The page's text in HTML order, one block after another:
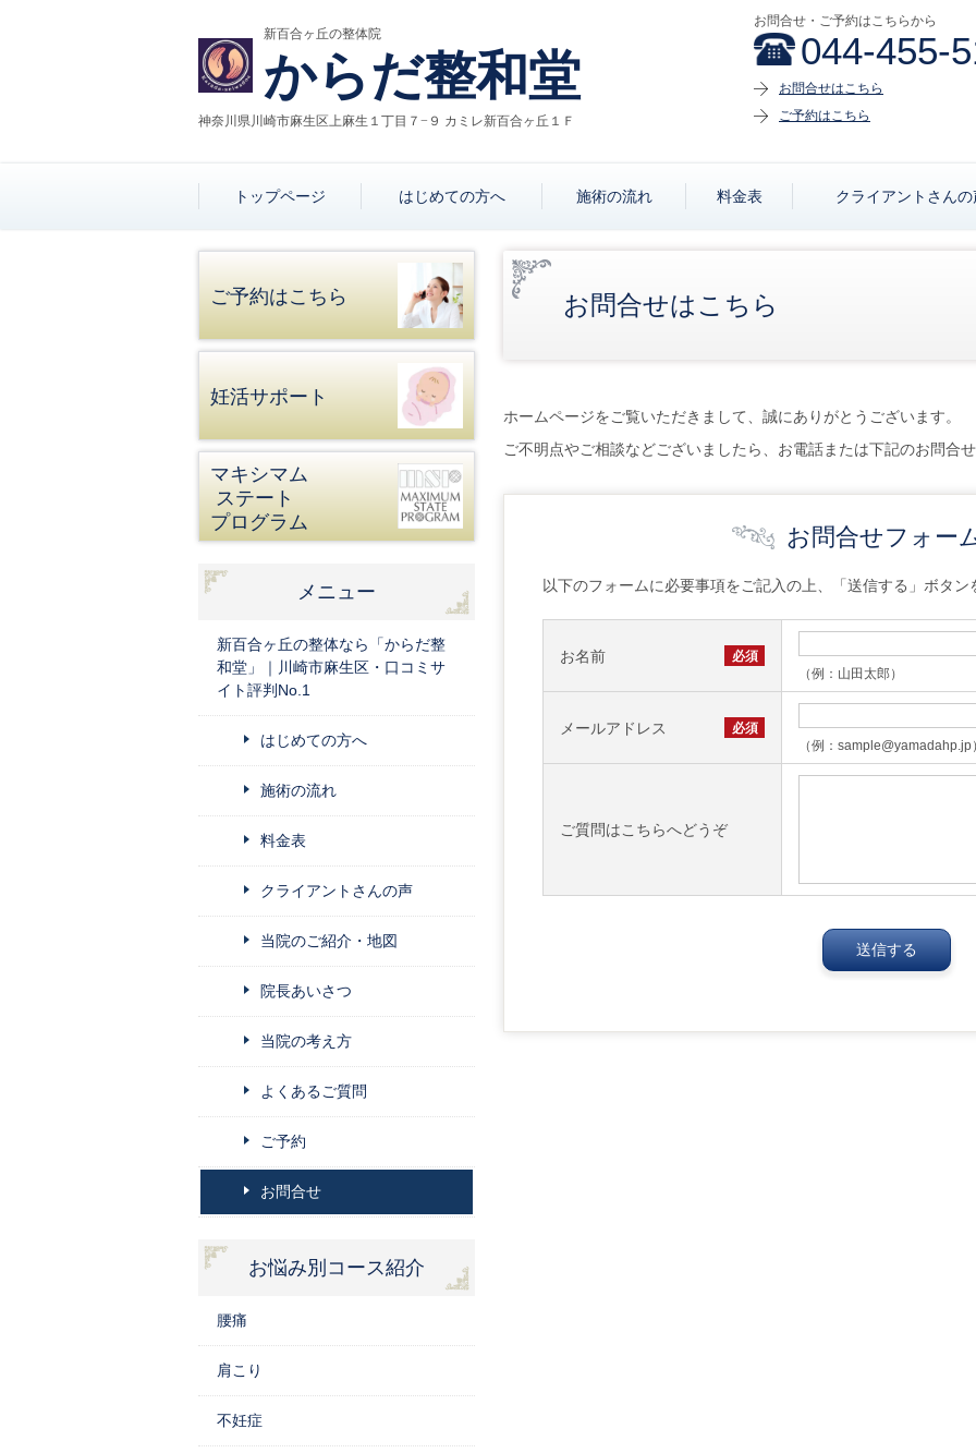
新百合ヶ丘の整体院
からだ整和堂
神奈川県川崎市麻生区上麻生１丁目７−９ カミレ新百合ヶ丘１Ｆ
お問合せ・ご予約はこちらから
044-455-
お問合せはこちら
ご予約はこちら
トップページ はじめての方へ 施術の流れ 料金表 クライアントさんの
お問合せはこちら
ホームページをご覧いただきまして、誠にありがとうございます。
ご不明点やご相談などございましたら、お電話または下記のお問合
お問合せフォー
以下のフォームに必要事項をご記入の上、「送信する」ボタ
お名前
必須
（例：山田太郎）
メールアドレス
必須
（例：sample@yamadahp.jp
ご質問はこちらへどうぞ
ご予約はこちら
妊活サポート
マキシマム
ステート
プログラム
メニュー
新百合ヶ丘の整体なら「からだ整
和堂」｜川崎市麻生区・口コミサ
イト評判No.1
はじめての方へ
施術の流れ
料金表
クライアントさんの声
当院のご紹介・地図
院長あいさつ
当院の考え方
よくあるご質問
ご予約
お問合せ
お悩み別コース紹介
腰痛
肩こり
不妊症